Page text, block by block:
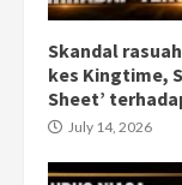
Skandal rasuah
kes Kingtime,
Sheet’
July 14, 2026